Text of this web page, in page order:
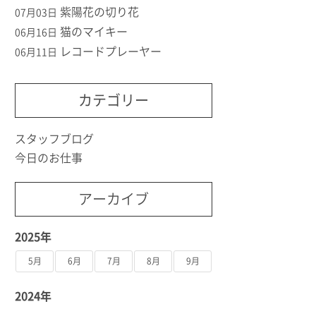
07月03日 紫陽花の切り花
06月16日 猫のマイキー
06月11日 レコードプレーヤー
カテゴリー
スタッフブログ
今日のお仕事
アーカイブ
2025年
5月 6月 7月 8月 9月
2024年